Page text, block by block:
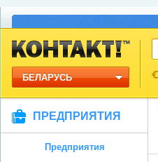
БЕЛАРУСЬ
ПРЕДПРИЯТИЯ
Предприятия